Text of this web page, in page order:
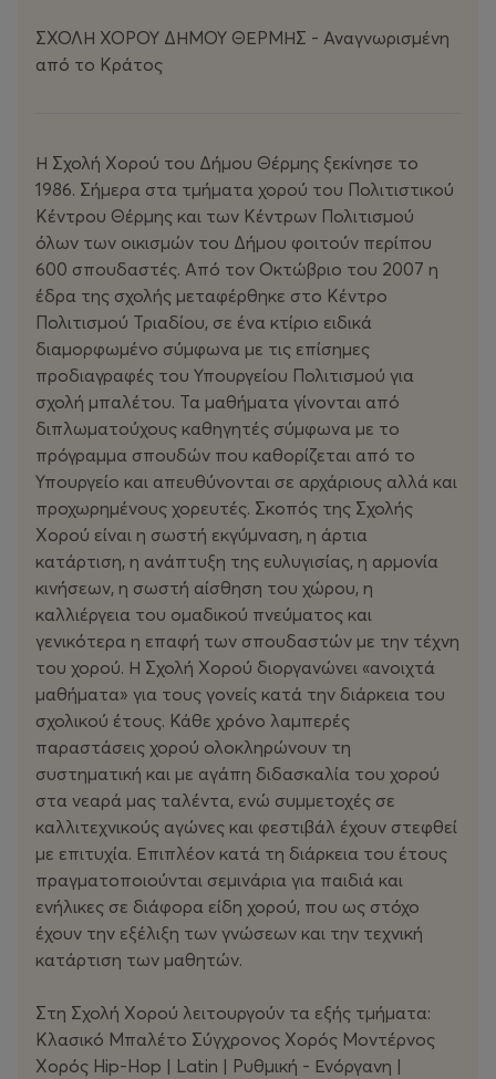
ΣΧΟΛΗ ΧΟΡΟΥ ΔΗΜΟΥ ΘΕΡΜΗΣ - Αναγνωρισμένη
από το Κράτος
Η Σχολή Χορού του Δήμου Θέρμης ξεκίνησε το
1986. Σήμερα στα τμήματα χορού του Πολιτιστικού
Κέντρου Θέρμης και των Κέντρων Πολιτισμού
όλων των οικισμών του Δήμου φοιτούν περίπου
600 σπουδαστές. Από τον Οκτώβριο του 2007 η
έδρα της σχολής μεταφέρθηκε στο Κέντρο
Πολιτισμού Τριαδίου, σε ένα κτίριο ειδικά
διαμορφωμένο σύμφωνα με τις επίσημες
προδιαγραφές του Υπουργείου Πολιτισμού για
σχολή μπαλέτου. Τα μαθήματα γίνονται από
διπλωματούχους καθηγητές σύμφωνα με το
πρόγραμμα σπουδών που καθορίζεται από το
Υπουργείο και απευθύνονται σε αρχάριους αλλά και
προχωρημένους χορευτές. Σκοπός της Σχολής
Χορού είναι η σωστή εκγύμναση, η άρτια
κατάρτιση, η ανάπτυξη της ευλυγισίας, η αρμονία
κινήσεων, η σωστή αίσθηση του χώρου, η
καλλιέργεια του ομαδικού πνεύματος και
γενικότερα η επαφή των σπουδαστών με την τέχνη
του χορού. Η Σχολή Χορού διοργανώνει «ανοιχτά
μαθήματα» για τους γονείς κατά την διάρκεια του
σχολικού έτους. Κάθε χρόνο λαμπερές
παραστάσεις χορού ολοκληρώνουν τη
συστηματική και με αγάπη διδασκαλία του χορού
στα νεαρά μας ταλέντα, ενώ συμμετοχές σε
καλλιτεχνικούς αγώνες και φεστιβάλ έχουν στεφθεί
με επιτυχία. Επιπλέον κατά τη διάρκεια του έτους
πραγματοποιούνται σεμινάρια για παιδιά και
ενήλικες σε διάφορα είδη χορού, που ως στόχο
έχουν την εξέλιξη των γνώσεων και την τεχνική
κατάρτιση των μαθητών.
Στη Σχολή Χορού λειτουργούν τα εξής τμήματα:
Κλασικό Μπαλέτο Σύγχρονος Χορός Μοντέρνος
Χορός Hip-Hop | Latin | Ρυθμική - Ενόργανη |